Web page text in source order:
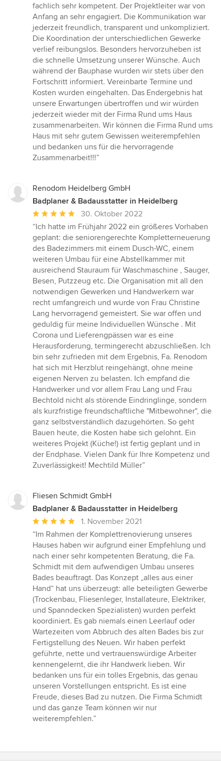
fachlich sehr kompetent. Der Projektleiter war von
Anfang an sehr engagiert. Die Kommunikation war
jederzeit freundlich, transparent und unkompliziert.
Die Koordination der unterschiedlichen Gewerke
verlief reibungslos. Besonders hervorzuheben ist
die schnelle Umsetzung unserer Wünsche. Auch
während der Bauphase wurden wir stets über den
Fortschritt informiert. Vereinbarte Termine und
Kosten wurden eingehalten. Das Endergebnis hat
unsere Erwartungen übertroffen und wir würden
jederzeit wieder mit der Firma Rund ums Haus
zusammenarbeiten. Wir können die Firma Rund ums
Haus mit sehr gutem Gewissen weiterempfehlen
und bedanken uns für die hervorragende
Zusammenarbeit!!!”
Renodom Heidelberg GmbH
Badplaner & Badausstatter in Heidelberg
Durchschnittliche
Bewertung:
5
von
5
Sternen
30. Oktober 2022
“Ich hatte im Frühjahr 2022 ein größeres Vorhaben
geplant: die seniorengerechte Kompletterneuerung
des Badezimmers mit einem Dusch-WC, einem
weiteren Umbau für eine Abstellkammer mit
ausreichend Stauraum für Waschmaschine , Sauger,
Besen, Putzzeug etc. Die Organisation mit all den
notwendigen Gewerken und Handwerkern war
recht umfangreich und wurde von Frau Christine
Lang hervorragend gemeistert. Sie war offen und
geduldig für meine Individuellen Wünsche . Mit
Corona und Lieferengpässen war es eine
Herausforderung, termingerecht abzuschließen. Ich
bin sehr zufrieden mit dem Ergebnis, Fa. Renodom
hat sich mit Herzblut reingehängt, ohne meine
eigenen Nerven zu belasten. Ich empfand die
Handwerker und vor allem Frau Lang und Frau
Bechtold nicht als störende Eindringlinge, sondern
als kurzfristige freundschaftliche "Mitbewohner", die
ganz selbstverständlich dazugehörten. So geht
Bauen heute, die Kosten habe sich gelohnt. Ein
weiteres Projekt (Küche!) ist fertig geplant und in
der Endphase. Vielen Dank für Ihre Kompetenz und
Zuverlässigkeit! Mechtild Müller”
Fliesen Schmidt GmbH
Badplaner & Badausstatter in Heidelberg
Durchschnittliche
Bewertung:
5
von
5
Sternen
1. November 2021
“Im Rahmen der Komplettrenovierung unseres
Hauses haben wir aufgrund einer Empfehlung und
nach einer sehr kompetenten Beratung, die Fa.
Schmidt mit dem aufwendigen Umbau unseres
Bades beauftragt. Das Konzept „alles aus einer
Hand“ hat uns überzeugt: alle beteiligten Gewerbe
(Trockenbau, Fliesenleger, Installateure, Elektriker,
und Spanndecken Spezialisten) wurden perfekt
koordiniert. Es gab niemals einen Leerlauf oder
Wartezeiten vom Abbruch des alten Bades bis zur
Fertigstellung des Neuen. Wir haben perfekt
geführte, nette und vertrauenswürdige Arbeiter
kennengelernt, die ihr Handwerk lieben. Wir
bedanken uns für ein tolles Ergebnis, das genau
unseren Vorstellungen entspricht. Es ist eine
Freude, dieses Bad zu nutzen. Die Firma Schmidt
und das ganze Team können wir nur
weiterempfehlen.”